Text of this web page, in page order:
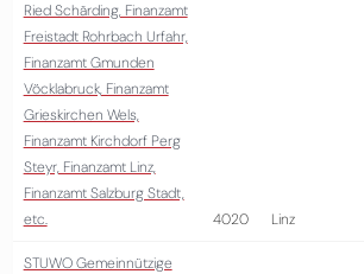
Ried Schärding, Finanzamt
Freistadt Rohrbach Urfahr,
Finanzamt Gmunden
Vöcklabruck, Finanzamt
Grieskirchen Wels,
Finanzamt Kirchdorf Perg
Steyr, Finanzamt Linz,
Finanzamt Salzburg Stadt,
etc.
4020 Linz
STUWO Gemeinnützige